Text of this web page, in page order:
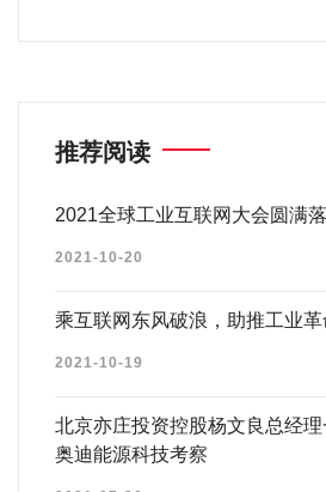
推荐阅读
2021全球工业互联网大会圆满
2021-10-20
乘互联网东风破浪，助推工业革
2021-10-19
北京亦庄投资控股杨文良总经
奥迪能源科技考察